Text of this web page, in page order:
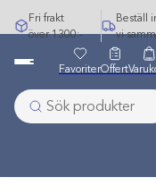
Hoppa
till
Fri frakt
över 1300:-
Beställ
vi
FavoriterOffert